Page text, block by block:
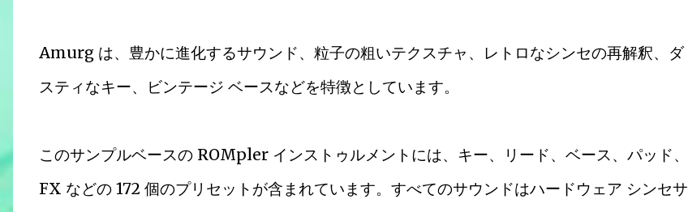
Amurg は、豊かに進化するサウンド、粒子の粗いテクスチャ、レトロなシンセの再解釈、ダ
スティなキー、ビンテージ ベースなどを特徴としています。
このサンプルベースの ROMpler インストゥルメントには、キー、リード、ベース、パッド、
FX などの 172 個のプリセットが含まれています。すべてのサウンドはハードウェア シンセサ